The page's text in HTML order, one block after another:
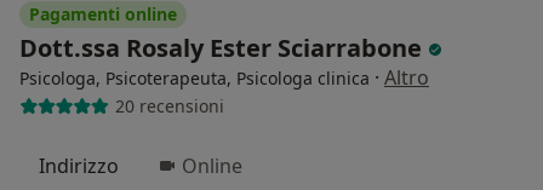
Pagamenti online
Dott.ssa Rosaly Ester Sciarrabone
Psicologa, Psicoterapeuta, Psicologa clinica · Altro
20 recensioni
Indirizzo Online